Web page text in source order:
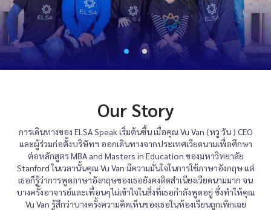
Our Story
การเดินทางของ ELSA Speak เริ่มต้นขึ้น เมื่อคุณ Vu Van (หวู วัน ) CEO
และผู้ร่วมก่อตั้งบริษัทฯ ออกเดินทางจากประเทศเวียดนามเพื่อศึกษา
ต่อหลักสูตร MBA and Masters in Education ของมหาวิทยาลัย
Stanford ในเวลานั้นคุณ Vu Van มีความมั่นใจในการใช้ภาษาอังกฤษ แต่
เธอก็รู้ว่าการพูดภาษาอังกฤษของเธอยังคงติดสำเนียงเวียดนามมาก จน
บางครั้งอาจารย์และเพื่อนๆไม่เข้าใจในสิ่งที่เธอกำลังพูดอยู่ ซึ่งทำให้คุณ
​Vu Van รู้สึกว่าบางครั้งความคิดเห็นของเธอในห้องเรียนถูกเพิกเฉย